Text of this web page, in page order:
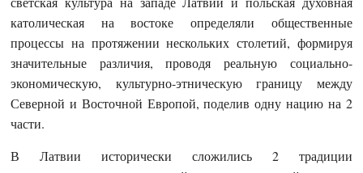
католическая на востоке определяли общественные
процессы на протяжении нескольких столетий, формируя
значительные различия, проводя реальную социально-
экономическую, культурно-этническую границу между
Северной и Восточной Европой, поделив одну нацию на 2
части.
В Латвии исторически сложились 2 традиции